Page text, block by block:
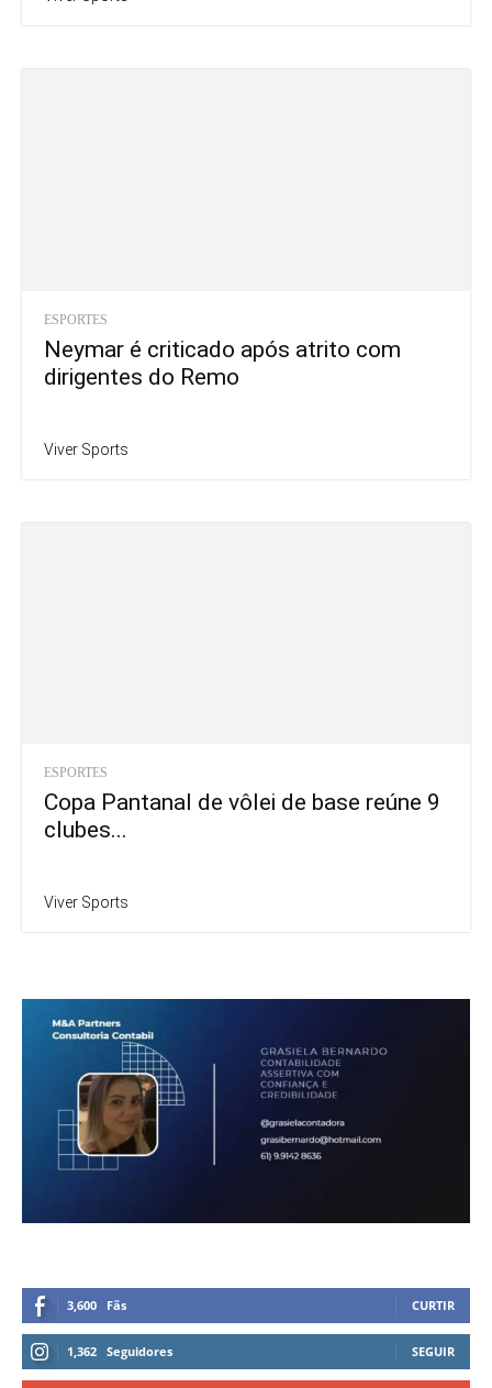
ESPORTES
Neymar é criticado após atrito com
dirigentes do Remo
Viver Sports
ESPORTES
Copa Pantanal de vôlei de base reúne 9
clubes...
Viver Sports
3,600 Fãs CURTIR
1,362 Seguidores SEGUIR